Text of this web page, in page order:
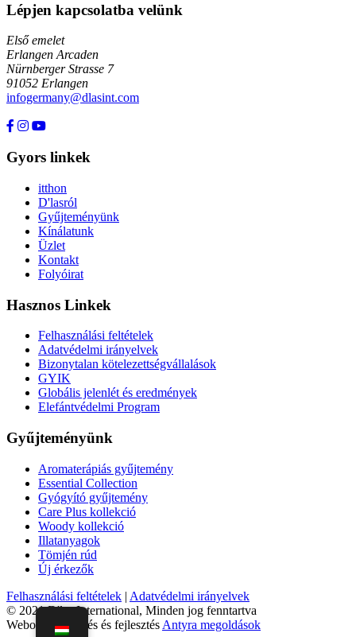
Lépjen kapcsolatba velünk
Első emelet
Erlangen Arcaden
Nürnberger Strasse 7
91052 Erlangen
infogermany@dlasint.com
Gyors linkek
itthon
D'lasról
Gyűjteményünk
Kínálatunk
Üzlet
Kontakt
Folyóirat
Hasznos Linkek
Felhasználási feltételek
Adatvédelmi irányelvek
Bizonytalan kötelezettségvállalások
GYIK
Globális jelenlét és eredmények
Elefántvédelmi Program
Gyűjteményünk
Aromaterápiás gyűjtemény
Essential Collection
Gyógyító gyűjtemény
Care Plus kollekció
Woody kollekció
Illatanyagok
Tömjén rúd
Új érkezők
Felhasználási feltételek | Adatvédelmi irányelvek
© 2021 D'las International, Minden jog fenntartva
Weboldal tervezés és fejlesztés Antyra megoldások